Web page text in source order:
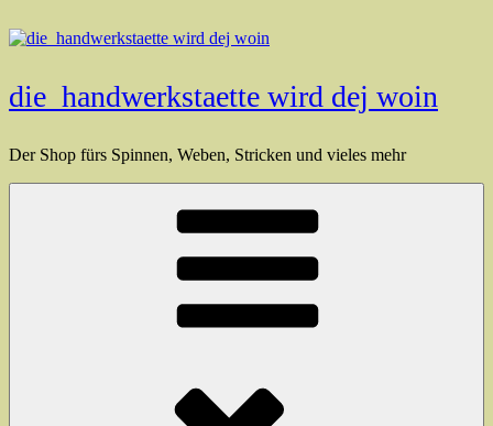
Inhalt
die_handwerkstaette wird dej woin
Der Shop fürs Spinnen, Weben, Stricken und vieles mehr